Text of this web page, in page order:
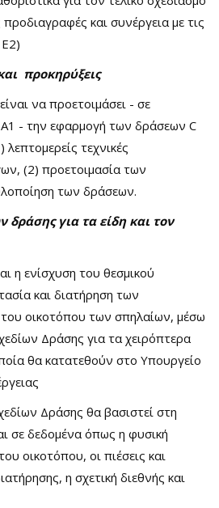
και συνέργεια με τις
προκηρύξεις
να προετοιμάσει - σε
- την εφαρμογή των δράσεων C
λεπτομερείς τεχνικές
(2) προετοιμασία των
των δράσεων.
για τα είδη και τον
η ενίσχυση του θεσμικού
και διατήρηση των
του οικοτόπου των σπηλαίων, μέσω
Δράσης για τα χειρόπτερα
θα κατατεθούν στο Υπουργείο
Δράσης θα βασιστεί στη
σε δεδομένα όπως η φυσική
οικοτόπου, οι πιέσεις και
η σχετική διεθνής και